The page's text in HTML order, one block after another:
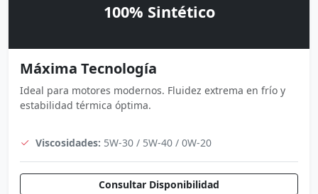
100% Sintético
Máxima Tecnología
Ideal para motores modernos. Fluidez extrema en frío y
estabilidad térmica óptima.
Viscosidades: 5W-30 / 5W-40 / 0W-20
Consultar Disponibilidad